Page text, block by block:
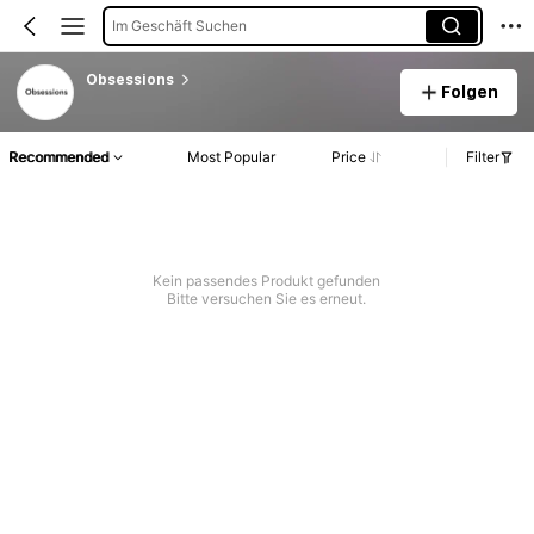
Im Geschäft Suchen
Obsessions
Folgen
Recommended Most Popular Price Filter
Kein passendes Produkt gefunden
Bitte versuchen Sie es erneut.